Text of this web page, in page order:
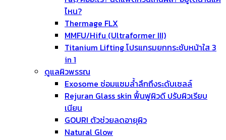
ไหน?
Thermage FLX
MMFU/Hifu (Ultraformer III)
Titanium Lifting โปรแกรมยกกระชับหน้าใส 3
in 1
ดูแลผิวพรรณ
Exosome ซ่อมแซมล้ำลึกถึงระดับเซลล์
Rejuran Glass skin ฟื้นฟูผิวดี ปรับผิวเรียบ
เนียน
GOURI ตัวช่วยลดอายุผิว
Natural Glow